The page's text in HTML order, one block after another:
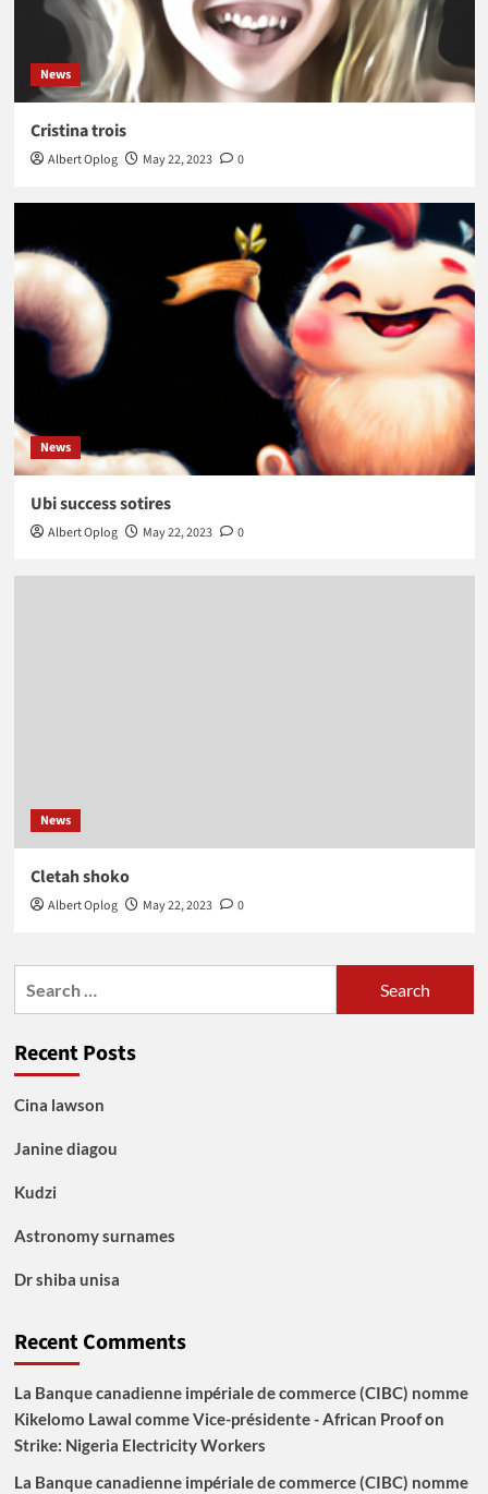
News
Cristina trois
Albert Oplog May 22, 2023 0
News
Ubi success sotires
Albert Oplog May 22, 2023 0
News
Cletah shoko
Albert Oplog May 22, 2023 0
Recent Posts
Cina lawson
Janine diagou
Kudzi
Astronomy surnames
Dr shiba unisa
Recent Comments
La Banque canadienne impériale de commerce (CIBC) nomme
Kikelomo Lawal comme Vice-présidente - African Proofon
Strike: Nigeria Electricity Workers
La Banque canadienne impériale de commerce (CIBC) nomme